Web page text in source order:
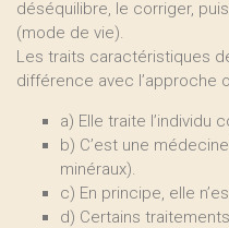
déséquilibre, le corriger,
(mode de vie).
Les traits caractéristiques
différence avec l’approche
a) Elle traite l’individu
b) C’est une
minéraux).
c) En principe, elle
d) Certains